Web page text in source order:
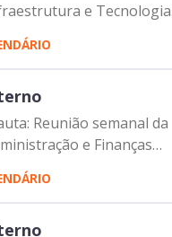
e Tecnologia
Tomiatto de Oliveira
da Prodam)
(...
Reunião semanal da
e Finanças
Tomiatto de Oliveira
da Prodam)
(...